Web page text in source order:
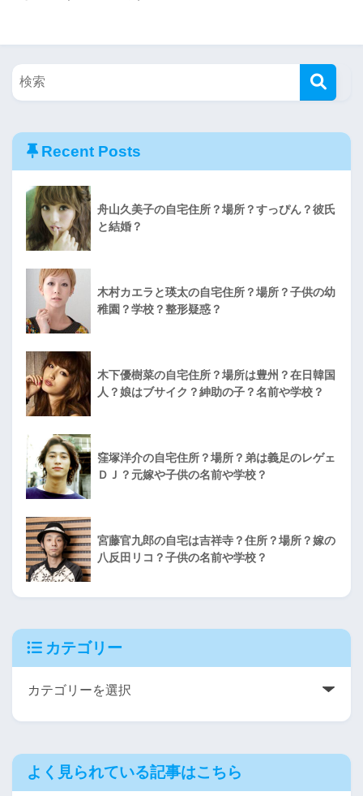
Recent Posts
舟山久美子の自宅住所？場所？すっぴん？彼氏
と結婚？
木村カエラと瑛太の自宅住所？場所？子供の幼
稚園？学校？整形疑惑？
木下優樹菜の自宅住所？場所は豊州？在日韓国
人？娘はブサイク？紳助の子？名前や学校？
窪塚洋介の自宅住所？場所？弟は義足のレゲェ
ＤＪ？元嫁や子供の名前や学校？
宮藤官九郎の自宅は吉祥寺？住所？場所？嫁の
八反田リコ？子供の名前や学校？
カテゴリー
よく見られている記事はこちら